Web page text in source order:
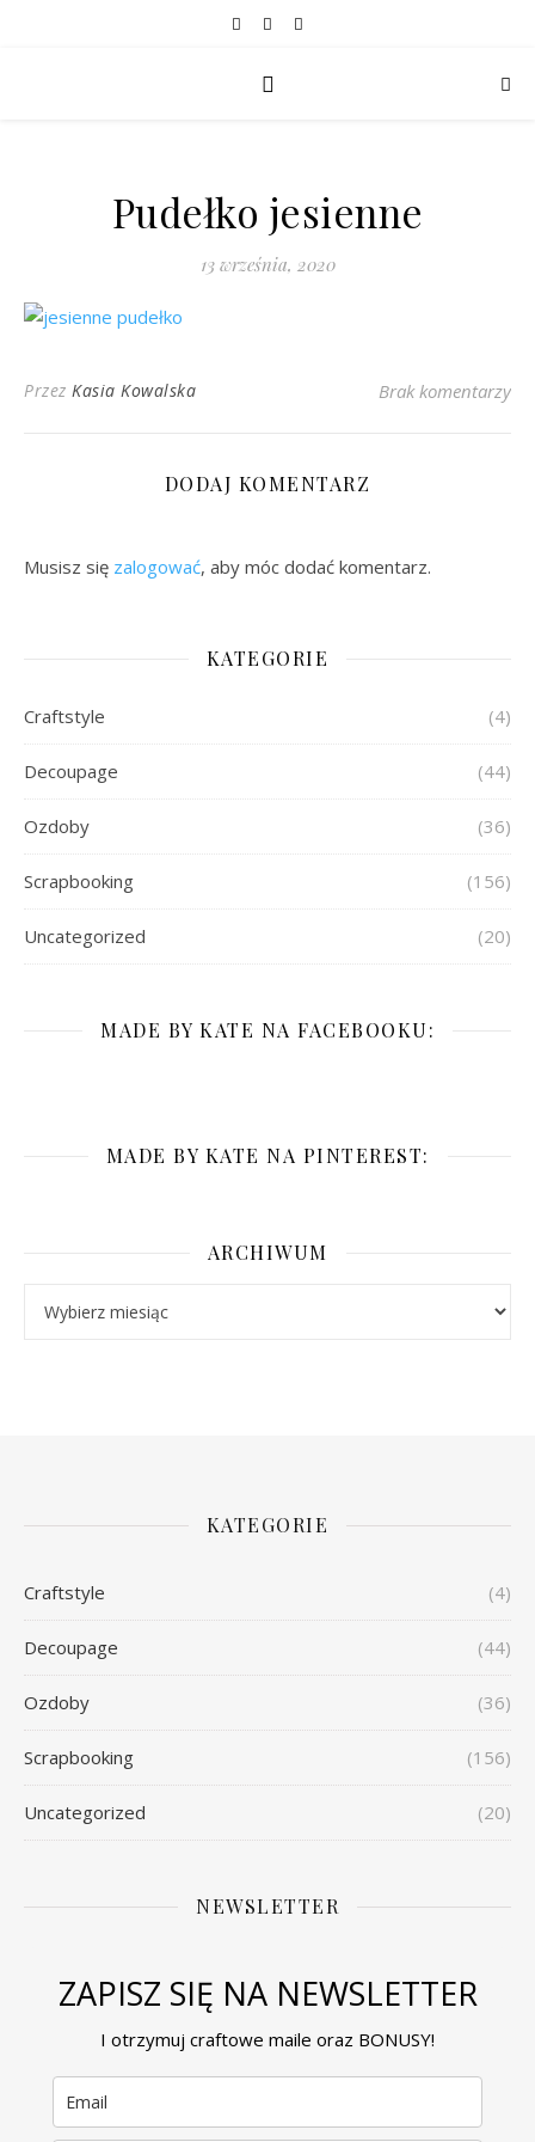
Pudełko jesienne
13 września, 2020
Przez Kasia Kowalska Brak komentarzy
DODAJ KOMENTARZ
Musisz się zalogować, aby móc dodać komentarz.
KATEGORIE
Craftstyle (4)
Decoupage (44)
Ozdoby (36)
Scrapbooking (156)
Uncategorized (20)
MADE BY KATE NA FACEBOOKU:
MADE BY KATE NA PINTEREST:
ARCHIWUM
KATEGORIE
Craftstyle (4)
Decoupage (44)
Ozdoby (36)
Scrapbooking (156)
Uncategorized (20)
NEWSLETTER
ZAPISZ SIĘ NA NEWSLETTER
I otrzymuj craftowe maile oraz BONUSY!